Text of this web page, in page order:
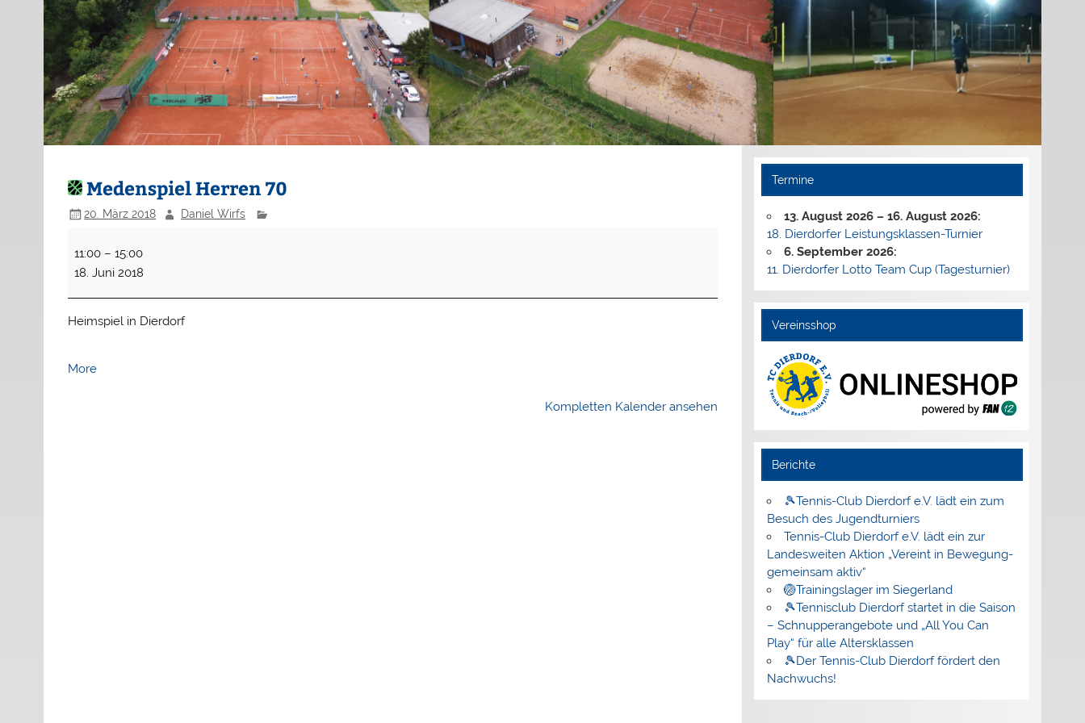
Medenspiel Herren 70
20. März 2018 Daniel Wirfs
Herren
70
11:00 –15:00
18. Juni 2018
Heimspiel in Dierdorf
Moreabout
Kompletten Kalender ansehen
Termine
13. August 2026 – 16. August 2026:
18. Dierdorfer Leistungsklassen-Turnier
6. September 2026:
11. Dierdorfer Lotto Team Cup (Tagesturnier)
Vereinsshop
Berichte
🎾Tennis-Club Dierdorf e.V. lädt ein zum
Besuch des Jugendturniers
Tennis-Club Dierdorf e.V. lädt ein zur
Landesweiten Aktion „Vereint in Bewegung-
gemeinsam aktiv“
🏐Trainingslager im Siegerland
🎾Tennisclub Dierdorf startet in die Saison
– Schnupperangebote und „All You Can
Play“ für alle Altersklassen
🎾Der Tennis-Club Dierdorf fördert den
Nachwuchs!